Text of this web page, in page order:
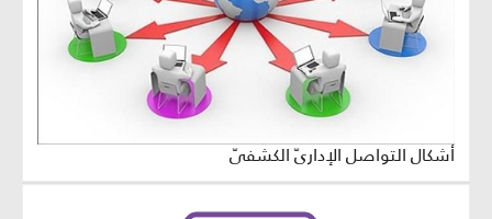
أشكال التواصل الإداريّ الكشفيّ